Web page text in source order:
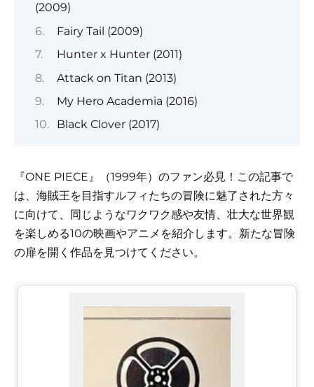
(2009)
Fairy Tail (2009)
Hunter x Hunter (2011)
Attack on Titan (2013)
My Hero Academia (2016)
Black Clover (2017)
『ONE PIECE』（1999年）のファン必見！この記事で
は、海賊王を目指すルフィたちの冒険に魅了された方々
に向けて、同じようなワクワク感や友情、壮大な世界観
を楽しめる10の映画やアニメを紹介します。新たな冒険
の扉を開く作品を見つけてください。